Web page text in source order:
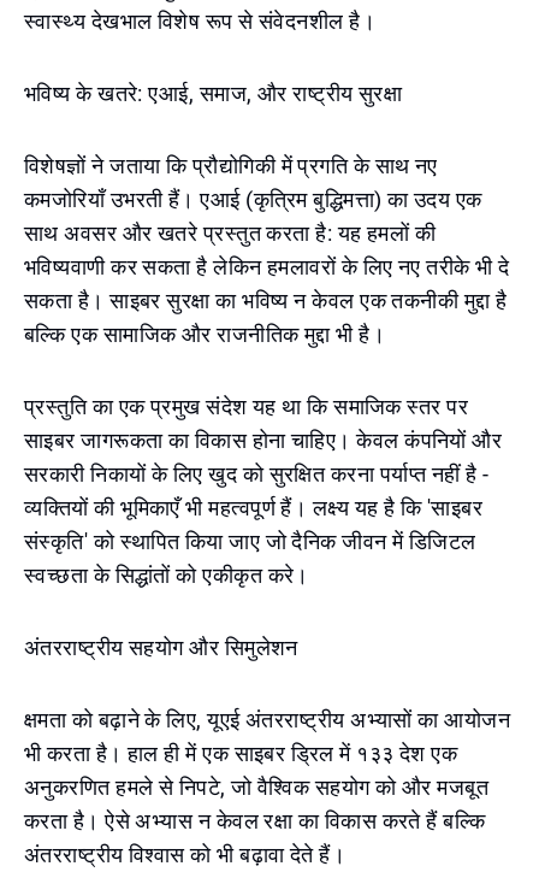
स्वास्थ्य देखभाल विशेष रूप से संवेदनशील है।
भविष्य के खतरे: एआई, समाज, और राष्ट्रीय सुरक्षा
विशेषज्ञों ने जताया कि प्रौद्योगिकी में प्रगति के साथ नए
कमजोरियाँ उभरती हैं। एआई (कृत्रिम बुद्धिमत्ता) का उदय एक
साथ अवसर और खतरे प्रस्तुत करता है: यह हमलों की
भविष्यवाणी कर सकता है लेकिन हमलावरों के लिए नए तरीके भी दे
सकता है। साइबर सुरक्षा का भविष्य न केवल एक तकनीकी मुद्दा है
बल्कि एक सामाजिक और राजनीतिक मुद्दा भी है।
प्रस्तुति का एक प्रमुख संदेश यह था कि समाजिक स्तर पर
साइबर जागरूकता का विकास होना चाहिए। केवल कंपनियों और
सरकारी निकायों के लिए खुद को सुरक्षित करना पर्याप्त नहीं है -
व्यक्तियों की भूमिकाएँ भी महत्वपूर्ण हैं। लक्ष्य यह है कि 'साइबर
संस्कृति' को स्थापित किया जाए जो दैनिक जीवन में डिजिटल
स्वच्छता के सिद्धांतों को एकीकृत करे।
अंतरराष्ट्रीय सहयोग और सिमुलेशन
क्षमता को बढ़ाने के लिए, यूएई अंतरराष्ट्रीय अभ्यासों का आयोजन
भी करता है। हाल ही में एक साइबर ड्रिल में १३३ देश एक
अनुकरणित हमले से निपटे, जो वैश्विक सहयोग को और मजबूत
करता है। ऐसे अभ्यास न केवल रक्षा का विकास करते हैं बल्कि
अंतरराष्ट्रीय विश्वास को भी बढ़ावा देते हैं।